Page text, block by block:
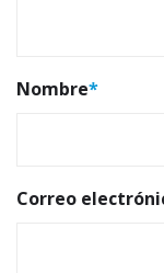
Nombre*
Correo